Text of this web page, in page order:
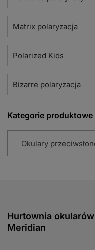
Matrix polaryzacja
Polarized Kids
Bizarre polaryzacja
Kategorie produktowe
Okulary
Hurtownia
Meridian